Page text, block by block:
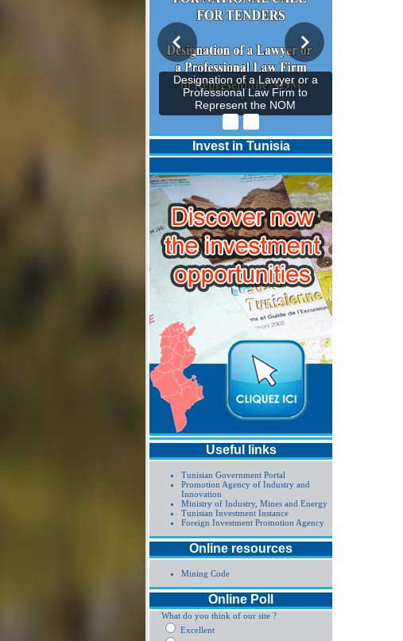
Designation of a Lawyer or a
Professional Law Firm to
Represent the NOM
Invest in Tunisia
Useful links
Tunisian Government Portal
Promotion Agency of Industry and
Innovation
Ministry of Industry, Mines and Energy
Tunisian Investment Instance
Foreign Investment Promotion Agency
Online resources
Mining Code
Online Poll
What do you think of our site ?
Excellent